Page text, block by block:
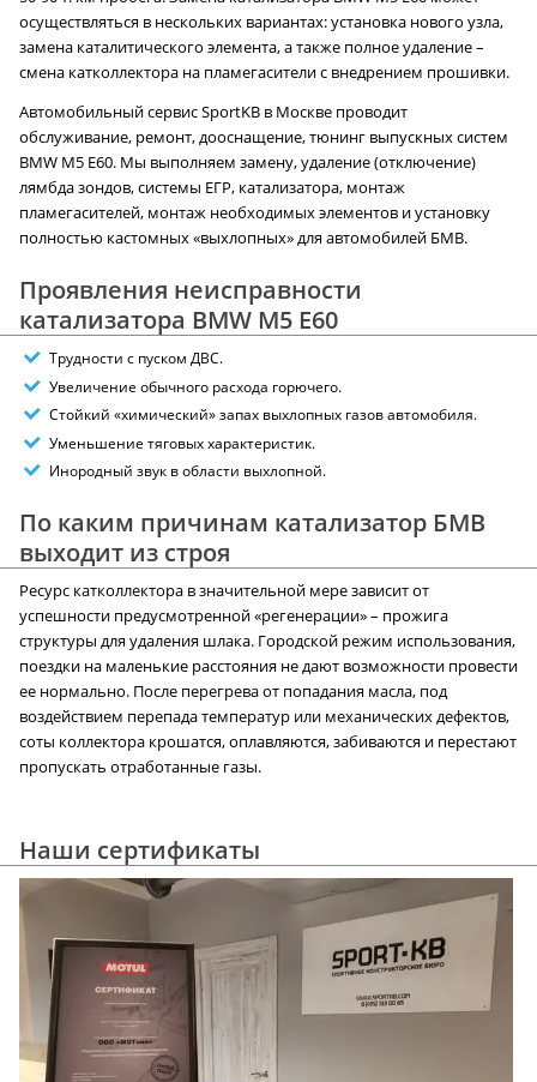
осуществляться в нескольких вариантах: установка нового узла,
замена каталитического элемента, а также полное удаление –
смена катколлектора на пламегасители с внедрением прошивки.
Автомобильный сервис SportKB в Москве проводит
обслуживание, ремонт, дооснащение, тюнинг выпускных систем
BMW M5 E60. Мы выполняем замену, удаление (отключение)
лямбда зондов, системы ЕГР, катализатора, монтаж
пламегасителей, монтаж необходимых элементов и установку
полностью кастомных «выхлопных» для автомобилей БМВ.
Проявления неисправности
катализатора BMW M5 E60
Трудности с пуском ДВС.
Увеличение обычного расхода горючего.
Стойкий «химический» запах выхлопных газов автомобиля.
Уменьшение тяговых характеристик.
Инородный звук в области выхлопной.
По каким причинам катализатор БМВ
выходит из строя
Ресурс катколлектора в значительной мере зависит от
успешности предусмотренной «регенерации» – прожига
структуры для удаления шлака. Городской режим использования,
поездки на маленькие расстояния не дают возможности провести
ее нормально. После перегрева от попадания масла, под
воздействием перепада температур или механических дефектов,
соты коллектора крошатся, оплавляются, забиваются и перестают
пропускать отработанные газы.
Наши сертификаты